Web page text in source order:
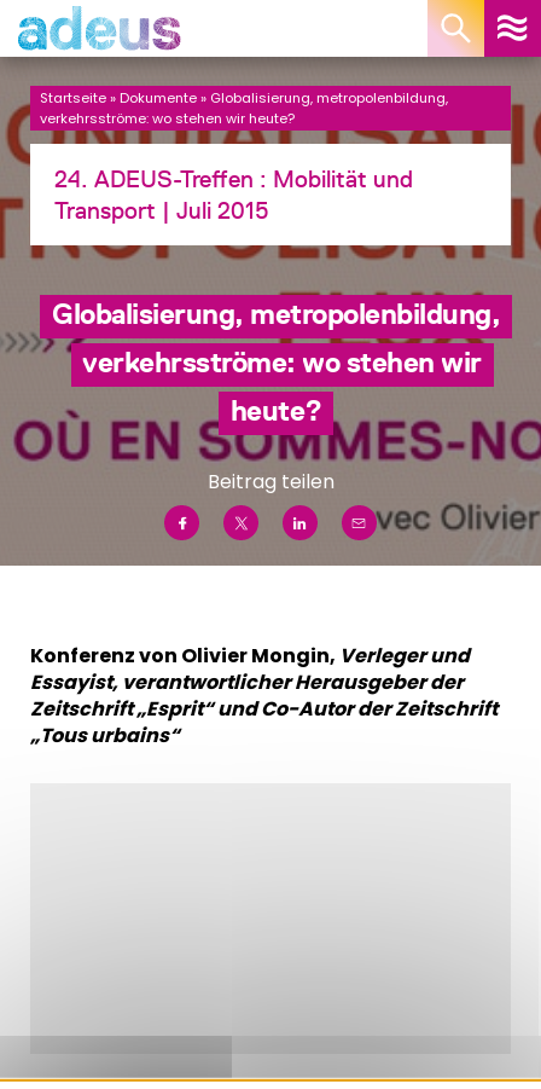
Startseite»Dokumente» Globalisierung, metropolenbildung,
verkehrsströme: wo stehen wir heute?
24. ADEUS-Treffen : Mobilität und
Transport | Juli 2015
Globalisierung, metropolenbildung,
verkehrsströme: wo stehen wir
heute?
Beitrag teilen
Konferenz von Olivier Mongin, Verleger und
Essayist, verantwortlicher Herausgeber der
Zeitschrift „Esprit“ und Co-Autor der Zeitschrift
„Tous urbains“
Cookie-Einstellungen